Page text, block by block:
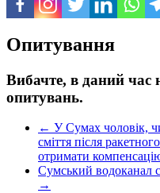
Опитування
Вибачте, в даний час
опитувань.
← У Сумах чоловік,
сміття після
отримати
Сумський водоканал
→